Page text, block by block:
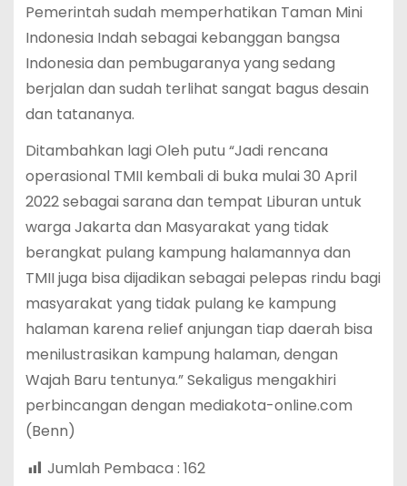
Pemerintah sudah memperhatikan Taman Mini
Indonesia Indah sebagai kebanggan bangsa
Indonesia dan pembugaranya yang sedang
berjalan dan sudah terlihat sangat bagus desain
dan tatananya.
Ditambahkan lagi Oleh putu “Jadi rencana
operasional TMII kembali di buka mulai 30 April
2022 sebagai sarana dan tempat Liburan untuk
warga Jakarta dan Masyarakat yang tidak
berangkat pulang kampung halamannya dan
TMII juga bisa dijadikan sebagai pelepas rindu bagi
masyarakat yang tidak pulang ke kampung
halaman karena relief anjungan tiap daerah bisa
menilustrasikan kampung halaman, dengan
Wajah Baru tentunya.” Sekaligus mengakhiri
perbincangan dengan mediakota-online.com
(Benn)
Jumlah Pembaca : 162